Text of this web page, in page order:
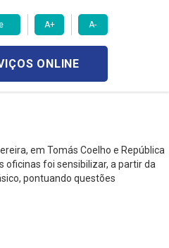
A+ A-
ONLINE
em Tomás Coelho e República
oficinas foi sensibilizar, a partir da
pontuando questões